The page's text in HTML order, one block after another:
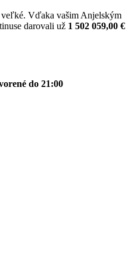
Vďaka vašim Anjelským
darovali už 1 502 059,00 €
do 21:00